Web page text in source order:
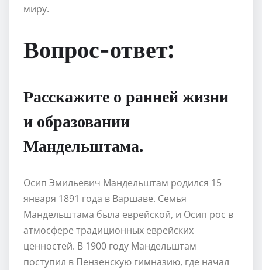
миру.
Вопрос-ответ:
Расскажите о ранней жизни
и образовании
Мандельштама.
Осип Эмильевич Мандельштам родился 15
января 1891 года в Варшаве. Семья
Мандельштама была еврейской, и Осип рос в
атмосфере традиционных еврейских
ценностей. В 1900 году Мандельштам
поступил в Пензенскую гимназию, где начал